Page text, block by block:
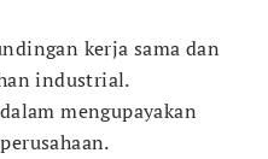
kerja sama dan
industrial.
mengupayakan